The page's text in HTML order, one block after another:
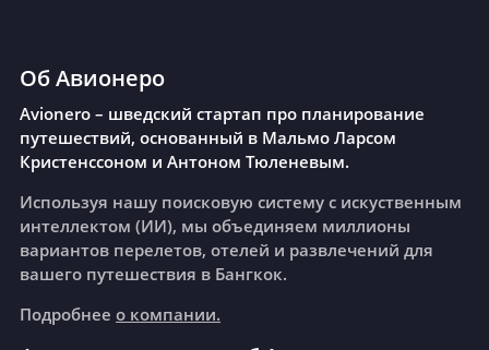
Об Авионеро
Avionero – шведский стартап про планирование
путешествий, основанный в Мальмо Ларсом
Кристенссоном и Антоном Тюленевым.
Используя нашу поисковую систему с искуственным
интеллектом (ИИ), мы объединяем миллионы
вариантов перелетов, отелей и развлечений для
вашего путешествия в Бангкок.
Подробнее о компании.